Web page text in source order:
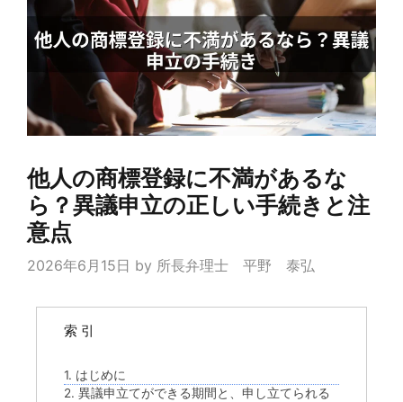
他人の商標登録に不満があるな
ら？異議申立の正しい手続きと注
意点
2026年6月15日 by 所長弁理士 平野 泰弘
索 引
1. はじめに
2. 異議申立てができる期間と、申し立てられる